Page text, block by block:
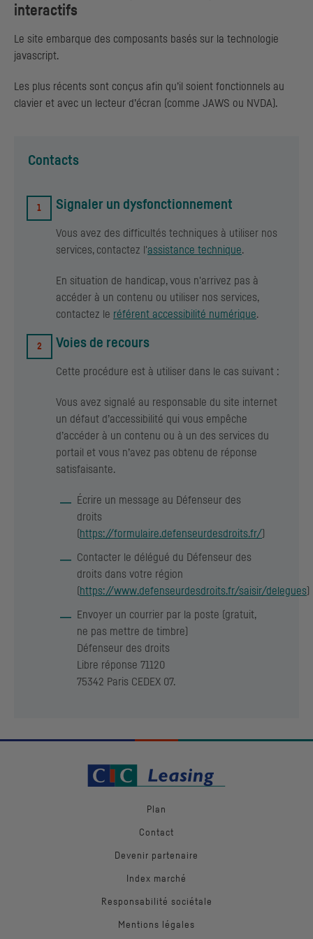
interactifs
Le site embarque des composants basés sur la technologie
javascript.
Les plus récents sont conçus afin qu’il soient fonctionnels au
clavier et avec un lecteur d’écran (comme JAWS ou NVDA ).
Contacts
Signaler un dysfonctionnement
Vous avez des difficultés techniques à utiliser nos
services, contactez l'assistance technique.
En situation de handicap, vous n'arrivez pas à
accéder à un contenu ou utiliser nos services,
contactez le référent accessibilité numérique.
Voies de recours
Cette procédure est à utiliser dans le cas suivant :
Vous avez signalé au responsable du site internet
un défaut d’accessibilité qui vous empêche
d’accéder à un contenu ou à un des services du
portail et vous n’avez pas obtenu de réponse
satisfaisante.
Écrire un message au Défenseur des
droits
https://formulaire.defenseurdesdroits.fr/
Contacter le délégué du Défenseur des
droits dans votre région
https://www.defenseurdesdroits.fr/saisir/delegues
Envoyer un courrier par la poste (gratuit,
ne pas mettre de timbre)
Défenseur des droits
Libre réponse 71120
75342 Paris CEDEX 07.
Plan
Contact
Devenir partenaire
Index marché
Responsabilité sociétale
Mentions légales